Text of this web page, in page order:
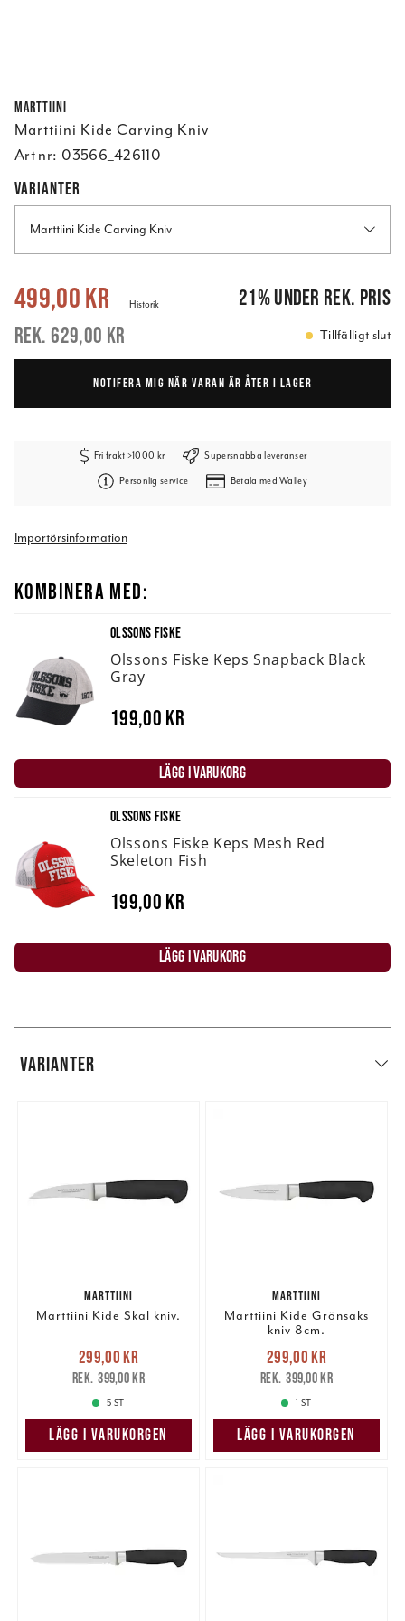
Marttiini
Marttiini Kide Carving Kniv
Art nr: 03566_426110
VARIANTER
Marttiini Kide Carving Kniv
Nuvarande pris:499,00 kr 629,00 kr
499,00 kr
629,00 kr
Historik 21%under rek. pris
Tillfälligt slut
NOTIFERA MIG NÄR VARAN ÄR ÅTER I LAGER
Fri frakt >1000 kr Supersnabba leveranser
Personlig service Betala med Walley
Importörsinformation
KOMBINERA MED:
OLSSONS FISKE
Olssons Fiske Keps Snapback Black
Gray
199,00 kr
LÄGG I VARUKORG
OLSSONS FISKE
Olssons Fiske Keps Mesh Red
Skeleton Fish
199,00 kr
LÄGG I VARUKORG
VARIANTER
MARTTIINI
Marttiini Kide Skal kniv.
Nuvarande pris
299,00 krTidigare pris
399,00 kr
299,00 kr
399,00 kr
5 ST
LÄGG I VARUKORGEN
MARTTIINI
Marttiini Kide Grönsaks
kniv 8cm.
Nuvarande pris
299,00 krTidigare pris
399,00 kr
299,00 kr
399,00 kr
1 ST
LÄGG I VARUKORGEN